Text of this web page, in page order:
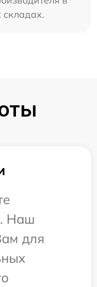
складах.
Наш
для